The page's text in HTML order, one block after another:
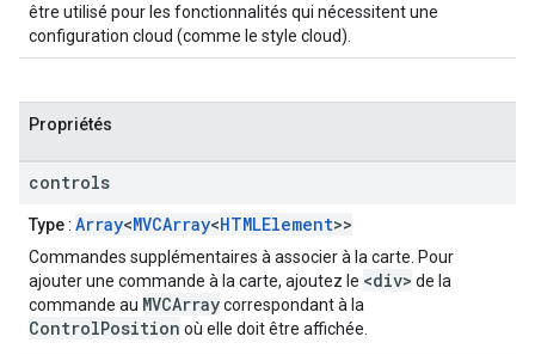
être utilisé pour les fonctionnalités qui nécessitent une
configuration cloud (comme le style cloud).
Propriétés
controls
Type: Array<MVCArray<HTMLElement>>
Commandes supplémentaires à associer à la carte. Pour
ajouter une commande à la carte, ajoutez le <div> de la
commande au MVCArraycorrespondant à la
ControlPosition où elle doit être affichée.